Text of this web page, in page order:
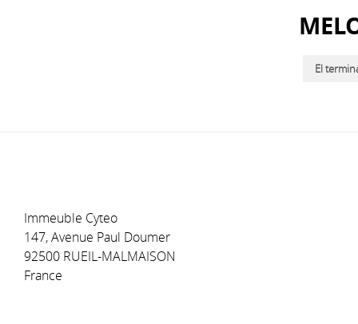
El
Immeuble Cyteo
147, Avenue Paul Doumer
92500 RUEIL-MALMAISON
France